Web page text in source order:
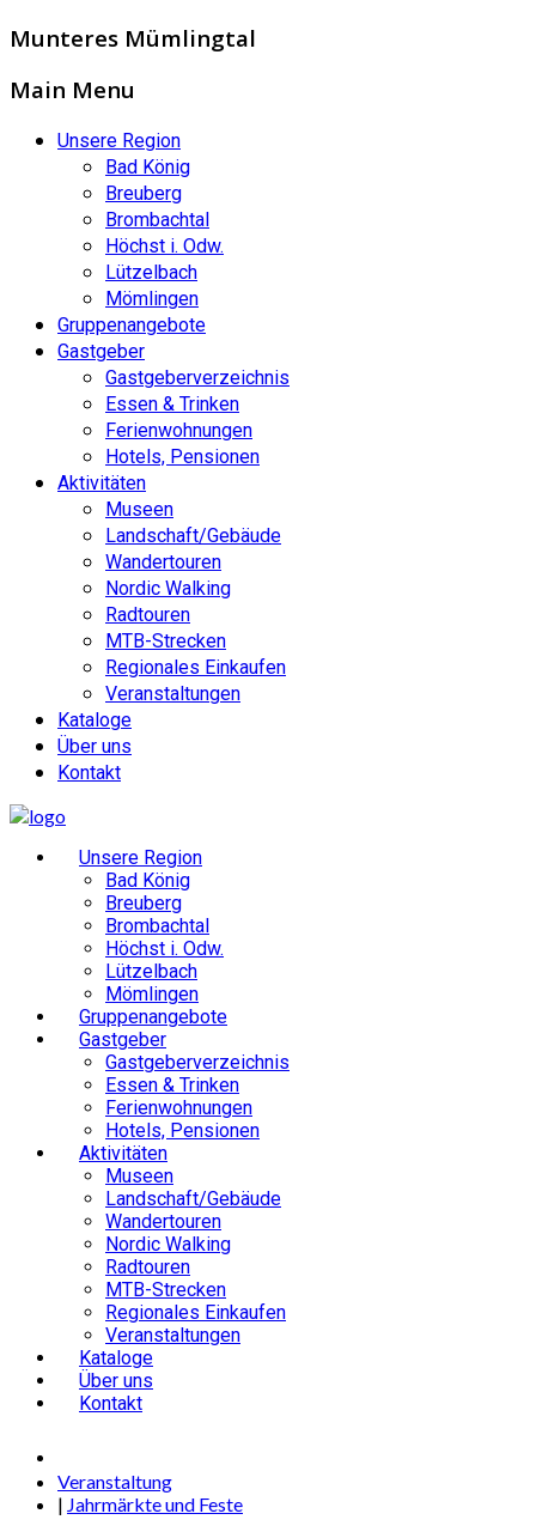
Munteres Mümlingtal
Main Menu
Unsere Region
Bad König
Breuberg
Brombachtal
Höchst i. Odw.
Lützelbach
Mömlingen
Gruppenangebote
Gastgeber
Gastgeberverzeichnis
Essen & Trinken
Ferienwohnungen
Hotels, Pensionen
Aktivitäten
Museen
Landschaft/Gebäude
Wandertouren
Nordic Walking
Radtouren
MTB-Strecken
Regionales Einkaufen
Veranstaltungen
Kataloge
Über uns
Kontakt
Unsere Region
Bad König
Breuberg
Brombachtal
Höchst i. Odw.
Lützelbach
Mömlingen
Gruppenangebote
Gastgeber
Gastgeberverzeichnis
Essen & Trinken
Ferienwohnungen
Hotels, Pensionen
Aktivitäten
Museen
Landschaft/Gebäude
Wandertouren
Nordic Walking
Radtouren
MTB-Strecken
Regionales Einkaufen
Veranstaltungen
Kataloge
Über uns
Kontakt
Veranstaltung
| Jahrmärkte und Feste